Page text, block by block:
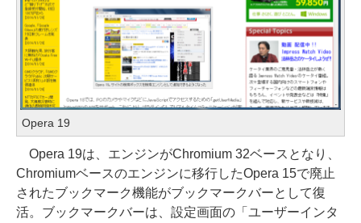
Opera 19
Opera 19は、エンジンがChromium 32ベースとなり、
Chromiumベースのエンジンに移行したOpera 15で廃止
されたブックマーク機能がブックマークバーとして復
活。ブックマークバーは、設定画面の「ユーザーインタ